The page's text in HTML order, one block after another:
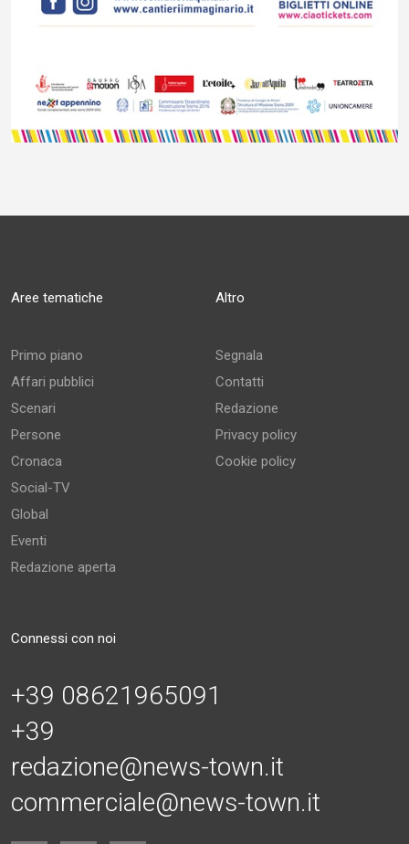
Aree tematiche
Primo piano
Affari pubblici
Scenari
Persone
Cronaca
Social-TV
Global
Eventi
Redazione aperta
Altro
Segnala
Contatti
Redazione
Privacy policy
Cookie policy
Connessi con noi
+39 08621965091
+39
redazione@news-town.it
commerciale@news-town.it